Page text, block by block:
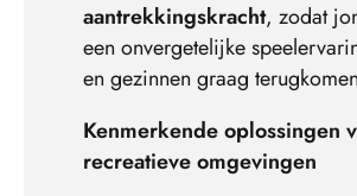
aantrekkingskracht, zodat
een onvergetelijke
en gezinnen graag
Kenmerkende oplossingen
recreatieve omgevingen